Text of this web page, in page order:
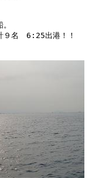
９名　6:25出港！！